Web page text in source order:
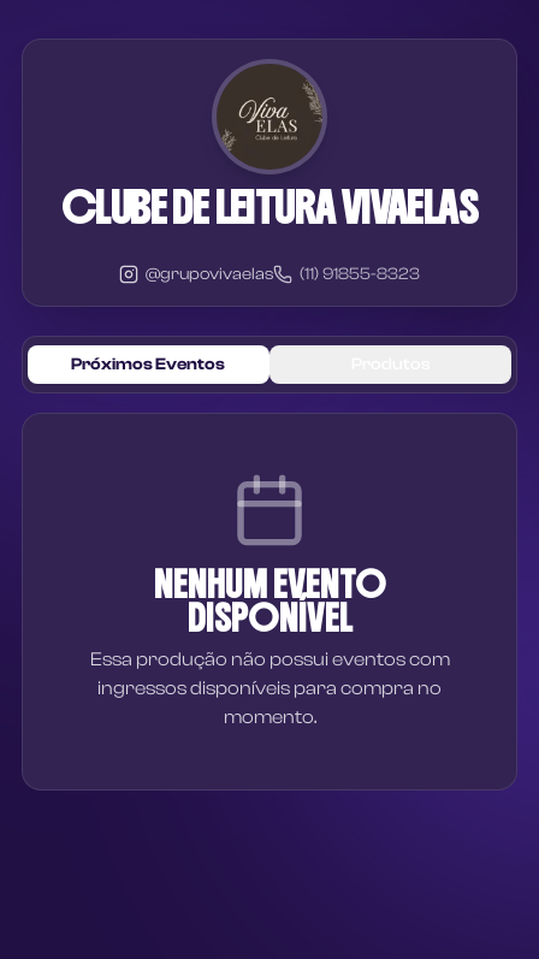
CLUBE DE LEITURA VIVAELAS
@grupovivaelas (11) 91855-8323
Próximos Eventos
NENHUM EVENTO
DISPONÍVEL
Essa produção não possui eventos com
ingressos disponíveis para compra no
momento.